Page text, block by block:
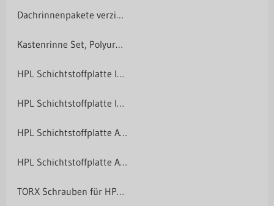
Dachrinnenpakete verzinkt (125/90)
Kastenrinne Set, Polyurethan beschichtet, 125 mm
HPL Schichtstoffplatte Innenbereich
HPL Schichtstoffplatte Innenbereich
HPL Schichtstoffplatte Aussenbereich
HPL Schichtstoffplatte Aussenbereich
TORX Schrauben für HPL-Platten